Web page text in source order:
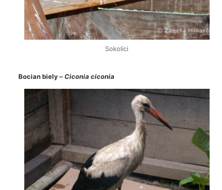
Sokolíci
Bocian biely –Ciconia ciconia